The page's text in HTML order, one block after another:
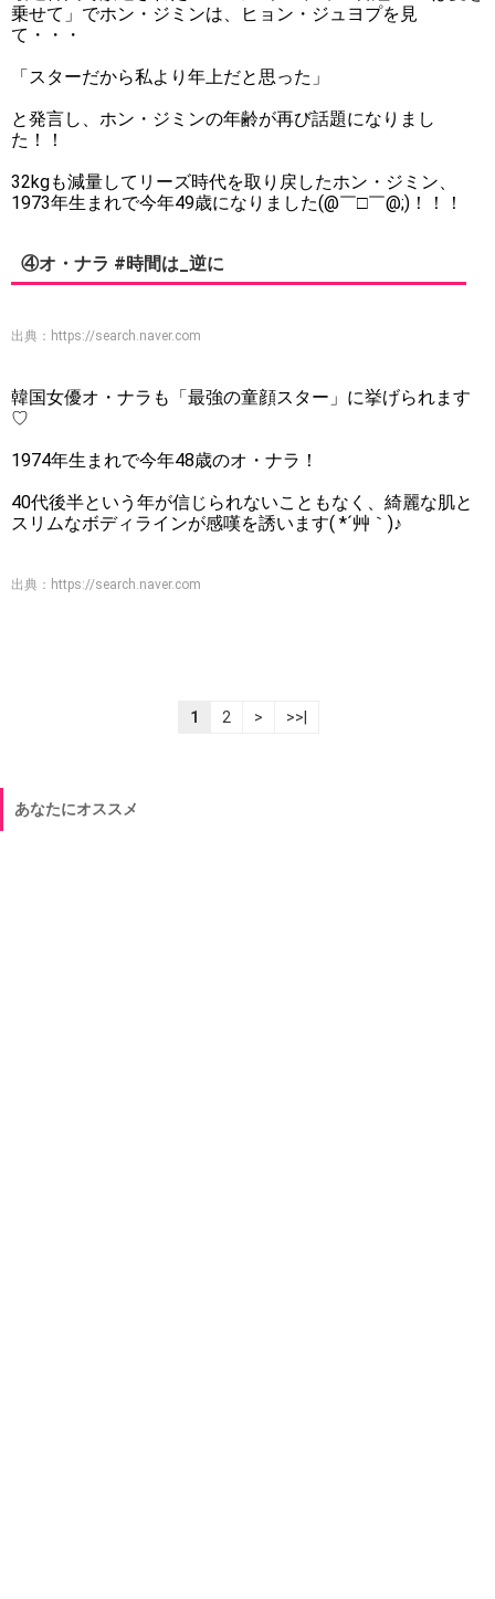
乗せて」でホン・ジミンは、ヒョン・ジュヨプを見
て・・・
「スターだから私より年上だと思った」
と発言し、ホン・ジミンの年齢が再び話題になりまし
た！！
32kgも減量してリーズ時代を取り戻したホン・ジミン、
1973年生まれで今年49歳になりました(@￣□￣@;)！！！
④オ・ナラ #時間は_逆に
出典： https://search.naver.com
韓国女優オ・ナラも「最強の童顔スター」に挙げられます
♡
1974年生まれで今年48歳のオ・ナラ！
40代後半という年が信じられないこともなく、綺麗な肌と
スリムなボディラインが感嘆を誘います( *´艸｀)♪
出典： https://search.naver.com
1 2 > >>|
あなたにオススメ